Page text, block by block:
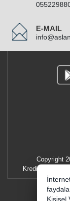
E-MAIL
Copyright
Kredi kartı
Kişisel